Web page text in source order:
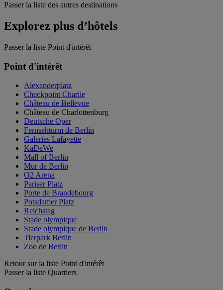
Passer la liste des autres destinations
Explorez plus d’hôtels
Passer la liste Point d'intérêt
Point d'intérêt
Alexanderplatz
Checkpoint Charlie
Château de Bellevue
Château de Charlottenburg
Deutsche Oper
Fernsehturm de Berlin
Galeries Lafayette
KaDeWe
Mall of Berlin
Mur de Berlin
O2 Arena
Pariser Platz
Porte de Brandebourg
Potsdamer Platz
Reichstag
Stade olympique
Stade olympique de Berlin
Tierpark Berlin
Zoo de Berlin
Retour sur la liste Point d'intérêt
Passer la liste Quartiers